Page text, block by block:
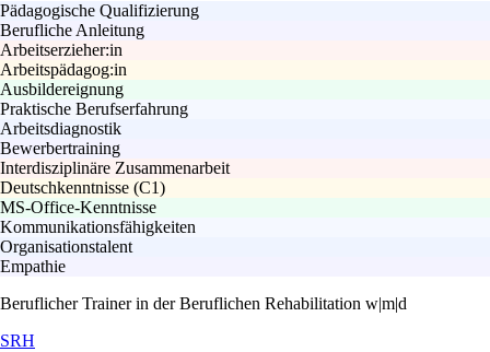
Pädagogische Qualifizierung
Berufliche Anleitung
Arbeitserzieher:in
Arbeitspädagog:in
Ausbildereignung
Praktische Berufserfahrung
Arbeitsdiagnostik
Bewerbertraining
Interdisziplinäre Zusammenarbeit
Deutschkenntnisse (C1)
MS-Office-Kenntnisse
Kommunikationsfähigkeiten
Organisationstalent
Empathie
Beruflicher Trainer in der Beruflichen Rehabilitation w|m|d
SRH